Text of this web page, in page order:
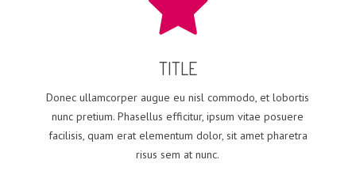
PORTFOLIO
TITLE
Donec ullamcorper augue eu nisl commodo, et lobortis
nunc pretium. Phasellus efficitur, ipsum vitae posuere
facilisis, quam erat elementum dolor, sit amet pharetra
risus sem at nunc.